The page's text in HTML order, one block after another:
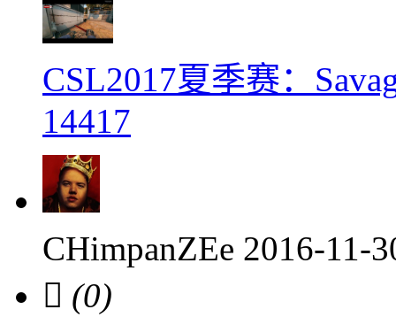
CSL2017夏季赛：
14417
CHimpanZEe 2016-11-
 (0)